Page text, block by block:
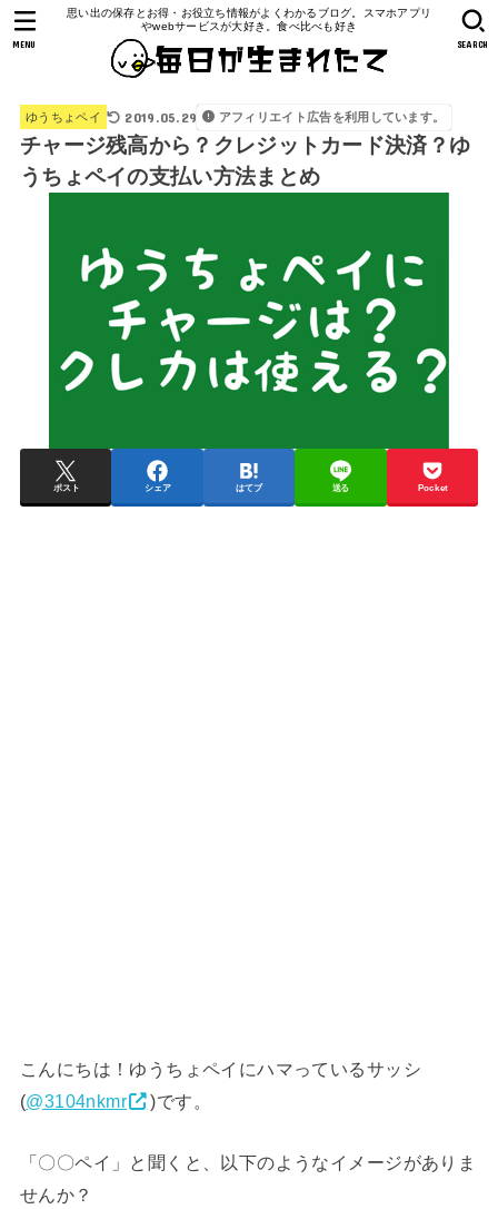
思い出の保存とお得・お役立ち情報がよくわかるブログ。スマホアプリ
やwebサービスが大好き。食べ比べも好き
SEARCH
MENU
ゆうちょペイ 2019.05.29 アフィリエイト広告を利用しています。
チャージ残高から？クレジットカード決済？ゆ
うちょペイの支払い方法まとめ
ポスト シェア はてブ 送る Pocket
こんにちは！ゆうちょペイにハマっているサッシ
(@3104nkmr )です。
「〇〇ペイ」と聞くと、以下のようなイメージがありま
せんか？